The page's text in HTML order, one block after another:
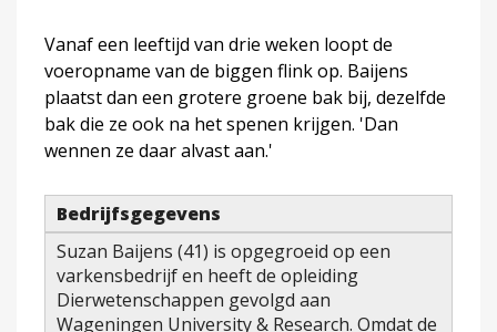
Vanaf een leeftijd van drie weken loopt de
voeropname van de biggen flink op. Baijens
plaatst dan een grotere groene bak bij, dezelfde
bak die ze ook na het spenen krijgen. 'Dan
wennen ze daar alvast aan.'
Bedrijfsgegevens
Suzan Baijens (41) is opgegroeid op een
varkensbedrijf en heeft de opleiding
Dierwetenschappen gevolgd aan
Wageningen University & Research. Omdat de